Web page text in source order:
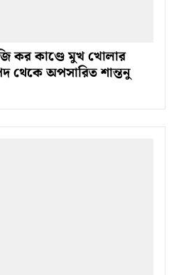
কর কাণ্ডে মুখ খোলার
থেকে অপসারিত শান্তনু